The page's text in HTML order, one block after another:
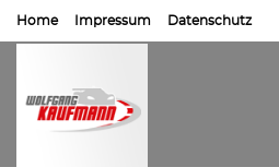
Home Impressum Datenschutz